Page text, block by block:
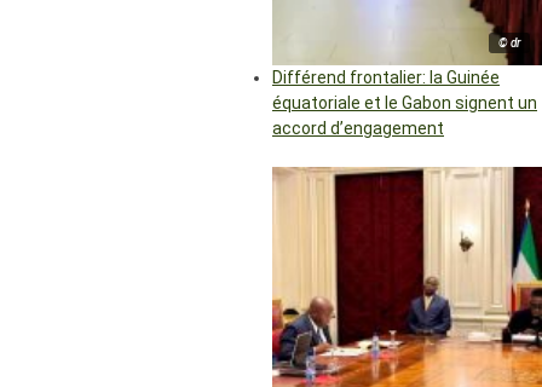
© dr
Différend frontalier: la Guinée
équatoriale et le Gabon signent un
accord d’engagement